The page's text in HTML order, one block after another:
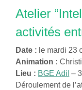
Atelier
activités
Date : le mardi 23
Animation :
Lieu : BGE Adil –
Déroulement de